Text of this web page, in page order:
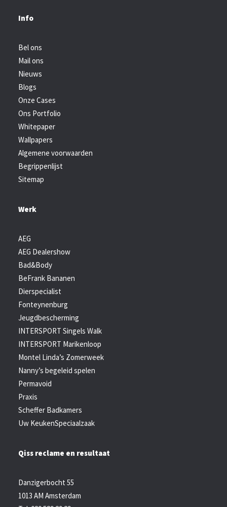
Info
Bel ons
Mail ons
Nieuws
Blogs
Onze Cases
Ons Portfolio
Whitepaper
Wallpapers
Algemene voorwaarden
Begrippenlijst
Sitemap
Werk
AEG
AEG Dealershow
Bad&Body
BeFrank Bananen
Dierspecialist
Fonteynenburg
Jeugdbescherming
INTERSPORT Singels Walk
INTERSPORT Marikenloop
Montel Linda’s Zomerweek
Nanny’s begeleid spelen
Permavoid
Praxis
Scheffer Badkamers
Uw KeukenSpeciaalzaak
Qiss reclame en resultaat
Danzigerbocht 55
1013 AM Amsterdam